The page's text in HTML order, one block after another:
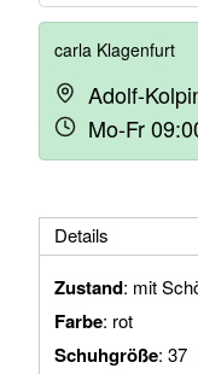
carla Klagenfurt
Adolf-
Mo-Fr
Details
Zustand: mit
Farbe: rot
Schuhgröße: 37